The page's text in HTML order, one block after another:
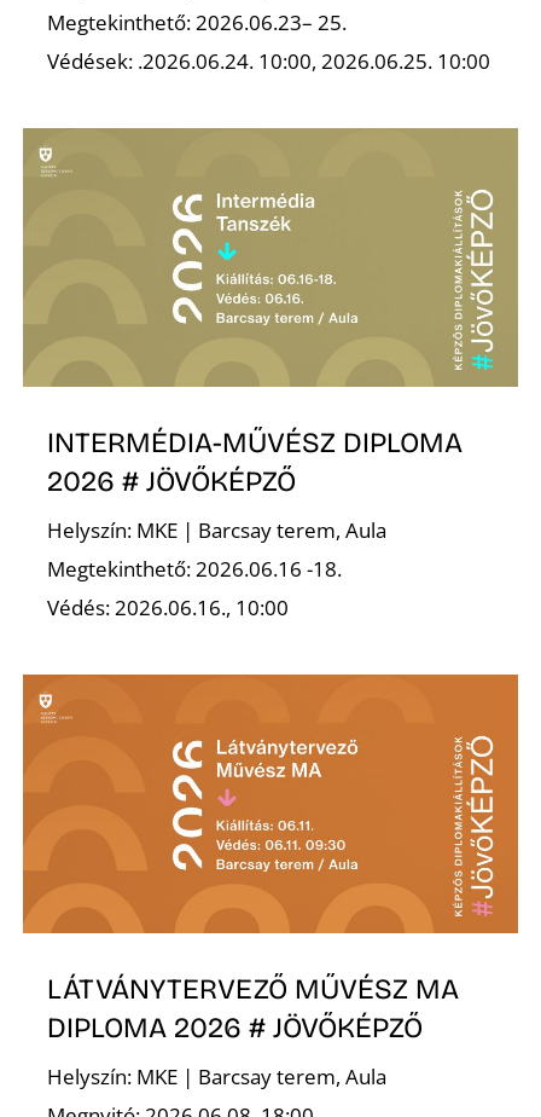
Megtekinthető: 2026.06.23– 25.
Védések: .2026.06.24. 10:00, 2026.06.25. 10:00
INTERMÉDIA-MŰVÉSZ DIPLOMA
2026 # JÖVŐKÉPZŐ
Helyszín: MKE | Barcsay terem, Aula
Megtekinthető: 2026.06.16 -18.
Védés: 2026.06.16., 10:00
LÁTVÁNYTERVEZŐ MŰVÉSZ MA
DIPLOMA 2026 # JÖVŐKÉPZŐ
Helyszín: MKE | Barcsay terem, Aula